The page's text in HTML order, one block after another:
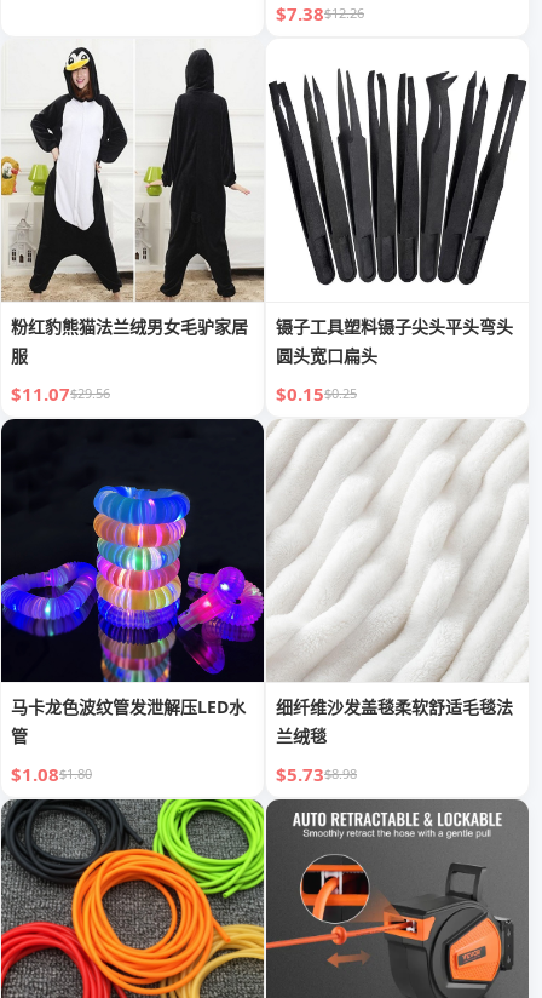
$7.38$12.26
粉红豹熊猫法兰绒男女毛驴家居
服
$11.07$29.56
镊子工具塑料镊子尖头平头弯头
圆头宽口扁头
$0.15$0.25
马卡龙色波纹管发泄解压LED水
管
$1.08$1.80
细纤维沙发盖毯柔软舒适毛毯法
兰绒毯
$5.73$8.98